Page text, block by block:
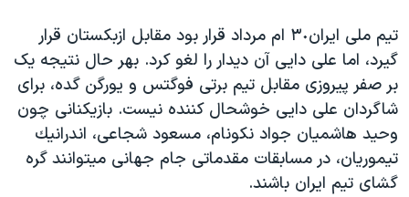
تيم ملی ايران٣٠ ام مرداد قرار بود مقابل ازبکستان قرار
گيرد، اما علی دايی آن ديدار را لغو کرد. بهر حال نتيجه يک
بر صفر پيروزی مقابل تيم برتی فوگتس و يورگن گده، برای
شاگردان علی دايی خوشحال کننده نيست. بازيکنانی چون
وحيد هاشميان جواد نكونام، مسعود شجاعی، اندرانيك
تيموريان، در مسابقات مقدماتی جام جهانی ميتوانند گره
گشای تيم ايران باشند.